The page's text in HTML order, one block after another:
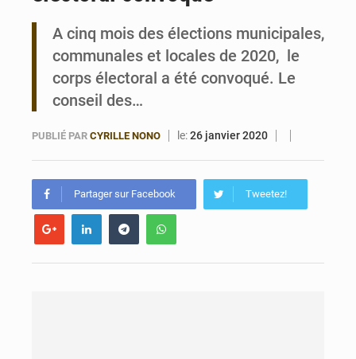
Bénin : Le CEG La Verdure de Ouèdo fait sa mue pour la rentrée
A cinq mois des élections municipales,
communales et locales de 2020, le
corps électoral a été convoqué. Le
conseil des…
PUBLIÉ PAR CYRILLE NONO le:26 janvier 2020
Partager sur Facebook Tweetez!